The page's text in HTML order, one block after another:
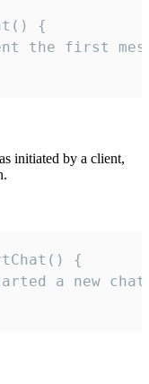
{
the first
initiated by a client,
{
a new